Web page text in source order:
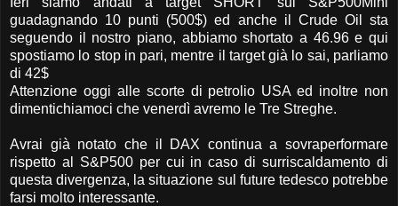
guadagnando 10 punti (500$) ed anche il Crude Oil sta
seguendo il nostro piano, abbiamo shortato a 46.96 e qui
spostiamo lo stop in pari, mentre il target già lo sai, parliamo
di 42$
Attenzione oggi alle scorte di petrolio USA ed inoltre non
dimentichiamoci che venerdì avremo le Tre Streghe.
Avrai già notato che il DAX continua a sovraperformare
rispetto al S&P500 per cui in caso di surriscaldamento di
questa divergenza, la situazione sul future tedesco potrebbe
farsi molto interessante.